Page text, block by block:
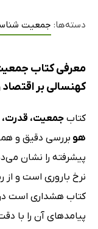
دسته‌ها: جمعیت
معرفی کتاب
کهنسالی بر
کتاب جمعیت،
هو بررسی دقیق و
پیشرفته را نشان
نرخ باروری است و
کتاب هشداری است
پیامدهای آن را با